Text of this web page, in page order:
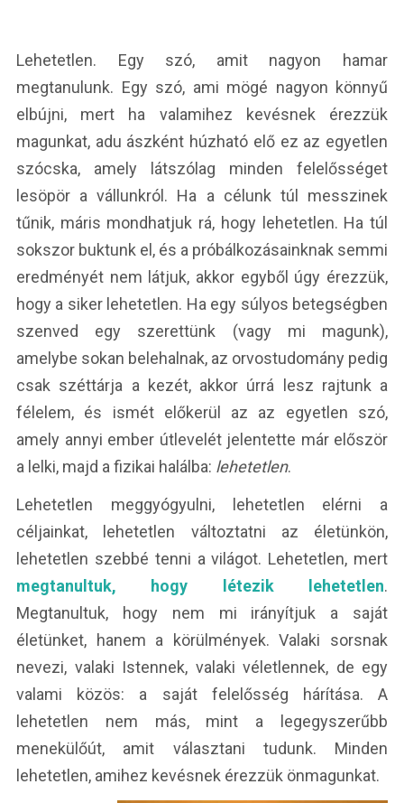
Lehetetlen. Egy szó, amit nagyon hamar
megtanulunk. Egy szó, ami mögé nagyon könnyű
elbújni, mert ha valamihez kevésnek érezzük
magunkat, adu ászként húzható elő ez az egyetlen
szócska, amely látszólag minden felelősséget
lesöpör a vállunkról. Ha a célunk túl messzinek
tűnik, máris mondhatjuk rá, hogy lehetetlen. Ha túl
sokszor buktunk el, és a próbálkozásainknak semmi
eredményét nem látjuk, akkor egyből úgy érezzük,
hogy a siker lehetetlen. Ha egy súlyos betegségben
szenved egy szerettünk (vagy mi magunk),
amelybe sokan belehalnak, az orvostudomány pedig
csak széttárja a kezét, akkor úrrá lesz rajtunk a
félelem, és ismét előkerül az az egyetlen szó,
amely annyi ember útlevelét jelentette már először
a lelki, majd a fizikai halálba: lehetetlen.
Lehetetlen meggyógyulni, lehetetlen elérni a
céljainkat, lehetetlen változtatni az életünkön,
lehetetlen szebbé tenni a világot. Lehetetlen, mert
megtanultuk, hogy létezik lehetetlen.
Megtanultuk, hogy nem mi irányítjuk a saját
életünket, hanem a körülmények. Valaki sorsnak
nevezi, valaki Istennek, valaki véletlennek, de egy
valami közös: a saját felelősség hárítása. A
lehetetlen nem más, mint a legegyszerűbb
menekülőút, amit választani tudunk. Minden
lehetetlen, amihez kevésnek érezzük önmagunkat.